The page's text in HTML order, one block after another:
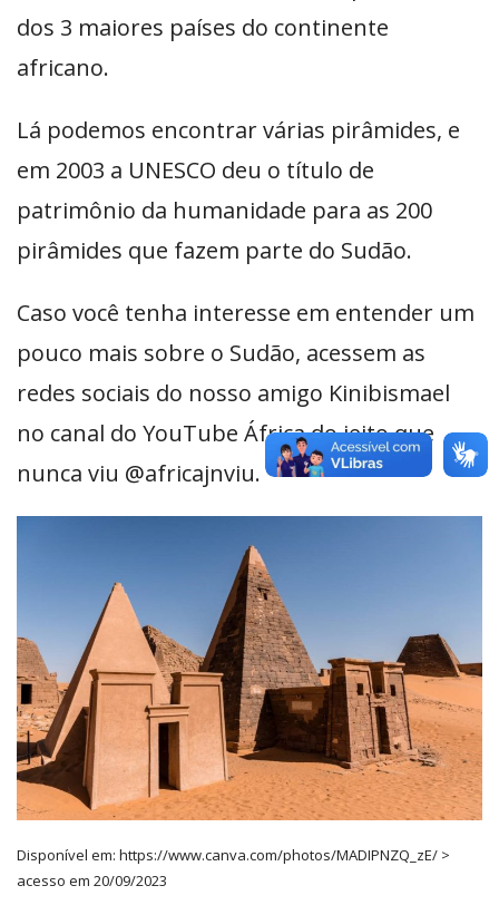
dos 3 maiores países do continente
africano.
Lá podemos encontrar várias pirâmides, e
em 2003 a UNESCO deu o título de
patrimônio da humanidade para as 200
pirâmides que fazem parte do Sudão.
Caso você tenha interesse em entender um
pouco mais sobre o Sudão, acessem as
redes sociais do nosso amigo Kinibismael
no canal do YouTube África do jeito que
nunca viu @africajnviu.
Disponível em: https://www.canva.com/photos/MADIPNZQ_zE/ >
acesso em 20/09/2023